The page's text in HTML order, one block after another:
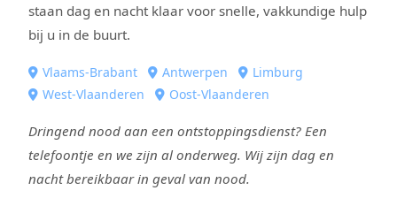
staan dag en nacht klaar voor snelle, vakkundige hulp
bij u in de buurt.
Vlaams-Brabant Antwerpen
Limburg
West-Vlaanderen
Oost-Vlaanderen
Dringend nood aan een ontstoppingsdienst? Een
telefoontje en we zijn al onderweg. Wij zijn dag en
nacht bereikbaar in geval van nood.